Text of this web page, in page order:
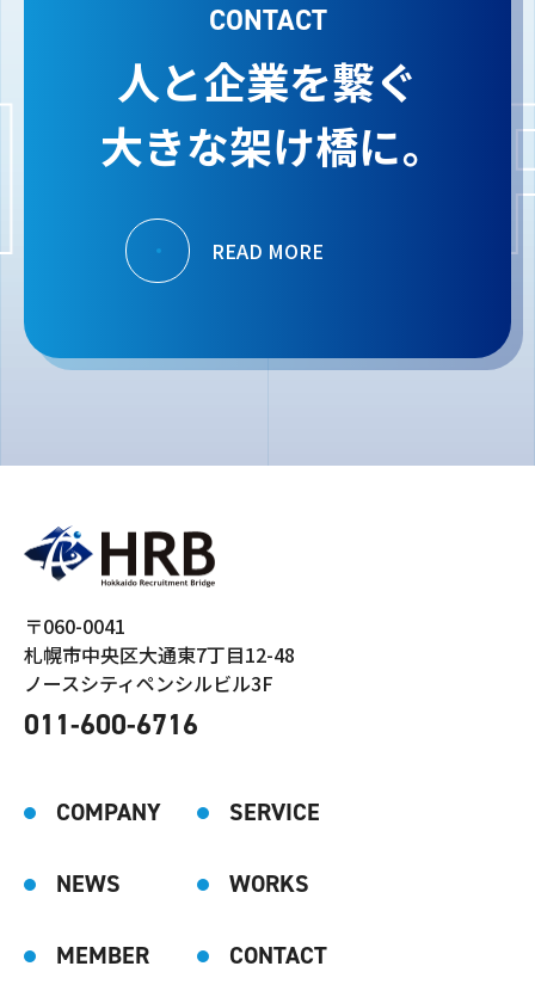
CONTACT
人と企業を繋ぐ
大きな架け橋に。
READ MORE
〒060-0041
札幌市中央区大通東7丁目12-48
ノースシティペンシルビル3F
011-600-6716
COMPANY
NEWS
MEMBER
SERVICE
WORKS
CONTACT